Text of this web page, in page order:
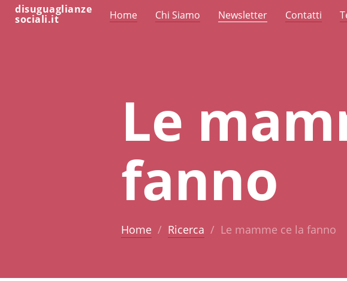
disuguaglianze
sociali.it Home Chi Siamo Newsletter Contatti
Le
fanno
Home Ricerca Le mamme ce la fanno